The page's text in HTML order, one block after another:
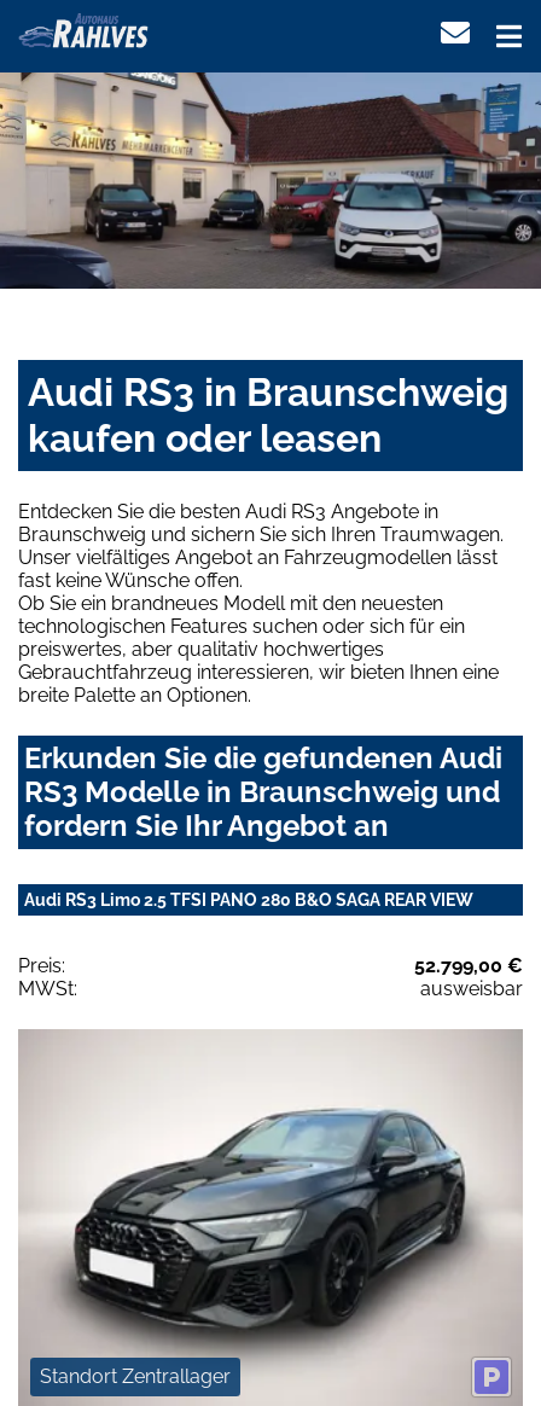
Audi RS3 in Braunschweig
kaufen oder leasen
Entdecken Sie die besten Audi RS3 Angebote in
Braunschweig und sichern Sie sich Ihren Traumwagen.
Unser vielfältiges Angebot an Fahrzeugmodellen lässt
fast keine Wünsche offen.
Ob Sie ein brandneues Modell mit den neuesten
technologischen Features suchen oder sich für ein
preiswertes, aber qualitativ hochwertiges
Gebrauchtfahrzeug interessieren, wir bieten Ihnen eine
breite Palette an Optionen.
Erkunden Sie die gefundenen Audi
RS3 Modelle in Braunschweig und
fordern Sie Ihr Angebot an
Audi RS3 Limo 2.5 TFSI PANO 280 B&O SAGA REAR VIEW
Preis:
52.799,00 €
MWSt:
ausweisbar
Standort Zentrallager